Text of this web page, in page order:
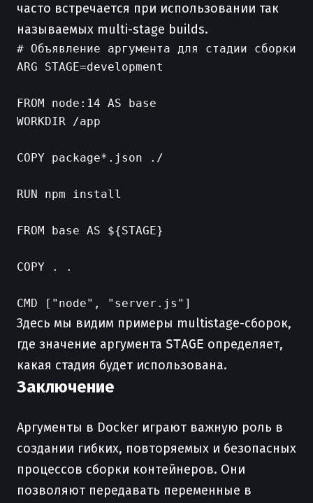
часто встречается при использовании так
называемых multi-stage builds.
# Объявление аргумента для стадии сборки
ARG STAGE=development
FROM node:14 AS base
WORKDIR /app
COPY package*.json ./
RUN npm install
FROM base AS ${STAGE}
COPY . .
Здесь мы видим примеры multistage-сборок,
где значение аргумента STAGE определяет,
какая стадия будет использована.
Заключение
Аргументы в Docker играют важную роль в
создании гибких, повторяемых и безопасных
процессов сборки контейнеров. Они
позволяют передавать переменные в